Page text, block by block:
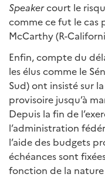
Speakercourt le
comme ce fut le cas
McCarthy (R-
Enfin, compte du
les élus comme le
Sud) ont insisté sur
provisoire jusqu’à
Depuis la fin de
l’administration
l’aide des budgets
échéances sont
fonction de la